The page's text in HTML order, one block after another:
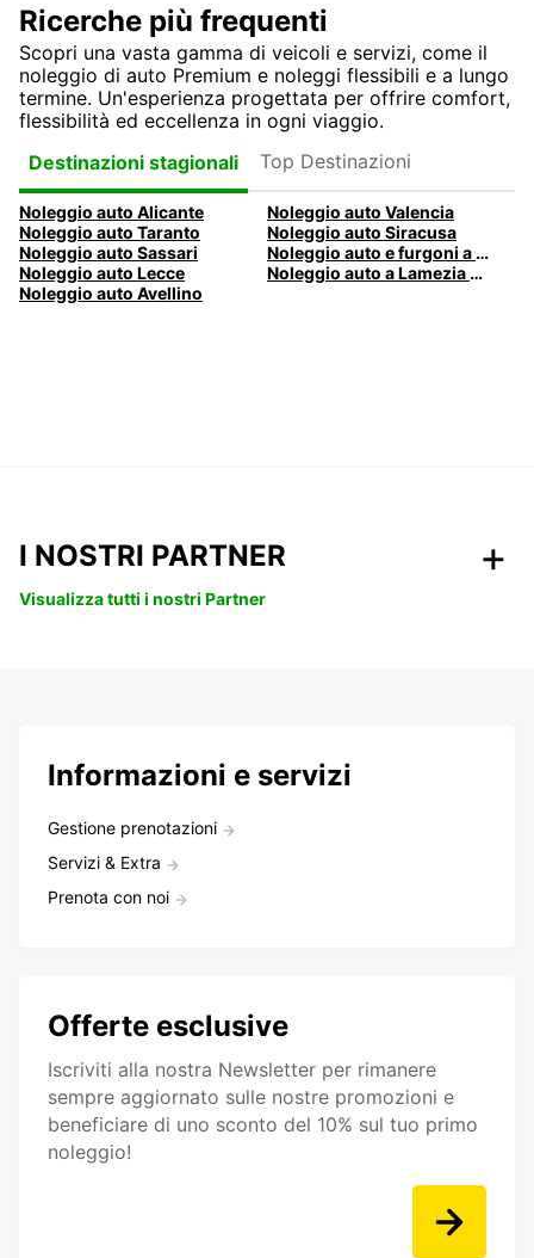
Ricerche più frequenti
Scopri una vasta gamma di veicoli e servizi, come il
noleggio di auto Premium e noleggi flessibili e a lungo
termine. Un'esperienza progettata per offrire comfort,
flessibilità ed eccellenza in ogni viaggio.
Destinazioni stagionali
Top Destinazioni
Noleggio auto Alicante
Noleggio auto Valencia
Noleggio auto Taranto
Noleggio auto Siracusa
Noleggio auto Sassari
Noleggio auto e furgoni a Pescara
Noleggio auto Lecce
Noleggio auto a Lamezia Terme, Italia
Noleggio auto Avellino
I NOSTRI PARTNER
Visualizza tutti i nostri Partner
Informazioni e servizi
Gestione prenotazioni
Servizi & Extra
Prenota con noi
Offerte esclusive
Iscriviti alla nostra Newsletter per rimanere
sempre aggiornato sulle nostre promozioni e
beneficiare di uno sconto del 10% sul tuo primo
noleggio!